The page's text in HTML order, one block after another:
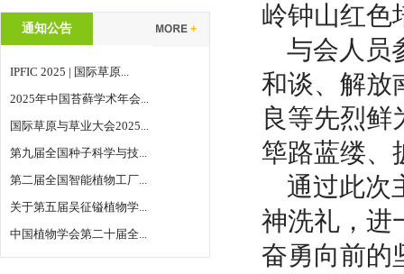
通知公告
IPFIC 2025 | 国际草原...
2025年中国苔藓学术年会...
国际草原与草业大会2025...
第九届全国种子科学与技...
第二届全国智能植物工厂...
关于第五届吴征镒植物学...
中国植物学会第二十届全...
岭钟山红色
与会人员
和谈、解放
良等先烈鲜
筚路蓝缕、
通过此次
神洗礼，进
奋勇向前的